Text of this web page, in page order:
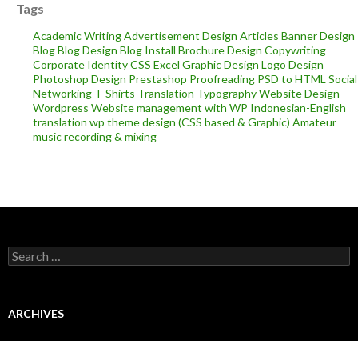
Tags
Academic WritingAdvertisement Design Articles Banner Design
BlogBlog Design Blog Install Brochure Design Copywriting
Corporate IdentityCSS Excel Graphic Design Logo Design
Photoshop Design Prestashop Proofreading PSD to HTML Social
Networking T-Shirts Translation TypographyWebsite Design
Wordpress Website management with WP Indonesian-English
translation wp theme design (CSS based & Graphic) Amateur
music recording & mixing
Search
for:
ARCHIVES